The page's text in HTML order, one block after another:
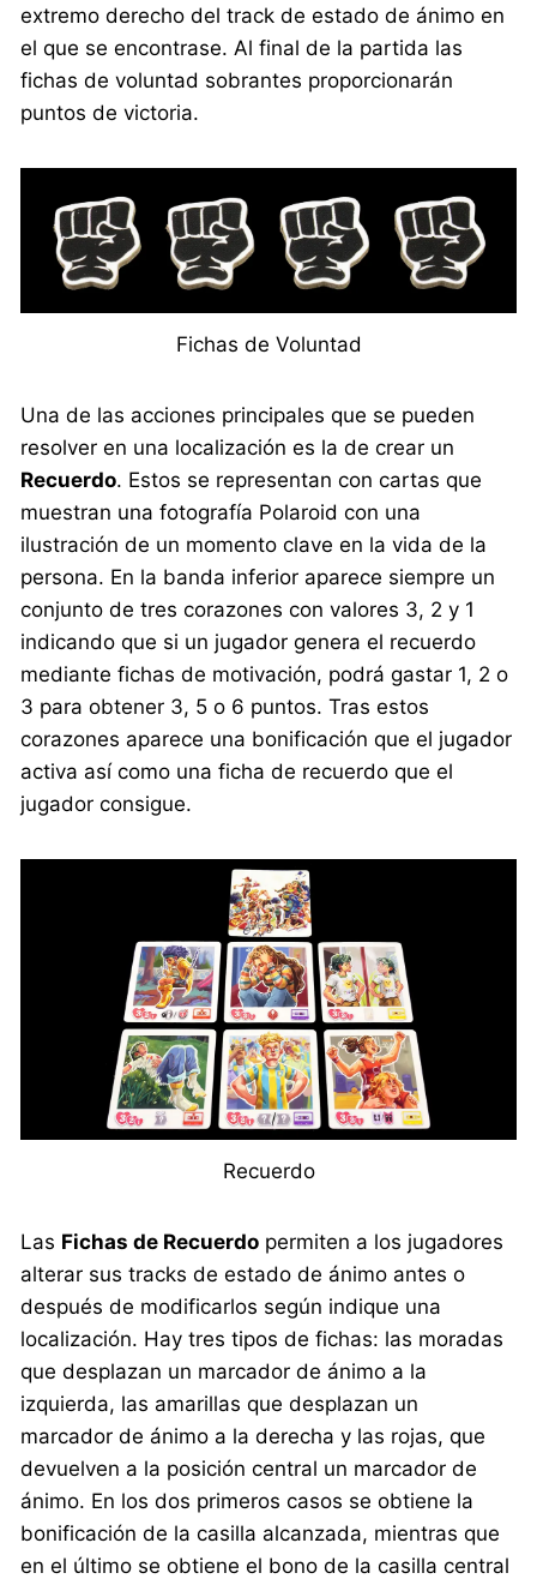
extremo derecho del track de estado de ánimo en
el que se encontrase. Al final de la partida las
fichas de voluntad sobrantes proporcionarán
puntos de victoria.
Fichas de Voluntad
Una de las acciones principales que se pueden
resolver en una localización es la de crear un
Recuerdo. Estos se representan con cartas que
muestran una fotografía Polaroid con una
ilustración de un momento clave en la vida de la
persona. En la banda inferior aparece siempre un
conjunto de tres corazones con valores 3, 2 y 1
indicando que si un jugador genera el recuerdo
mediante fichas de motivación, podrá gastar 1, 2 o
3 para obtener 3, 5 o 6 puntos. Tras estos
corazones aparece una bonificación que el jugador
activa así como una ficha de recuerdo que el
jugador consigue.
Recuerdo
Las Fichas de Recuerdo permiten a los jugadores
alterar sus tracks de estado de ánimo antes o
después de modificarlos según indique una
localización. Hay tres tipos de fichas: las moradas
que desplazan un marcador de ánimo a la
izquierda, las amarillas que desplazan un
marcador de ánimo a la derecha y las rojas, que
devuelven a la posición central un marcador de
ánimo. En los dos primeros casos se obtiene la
bonificación de la casilla alcanzada, mientras que
en el último se obtiene el bono de la casilla central